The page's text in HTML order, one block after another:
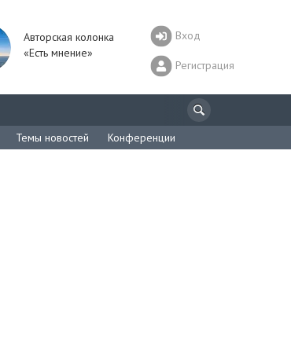
Авторская колонка
«Есть мнение»
Вход
Регистрация
Темы новостей Конференции